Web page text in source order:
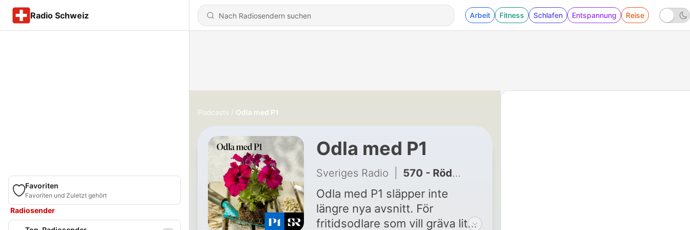
Radio Schweiz Arbeit Fitness Schlafen Entspannung Reise
Favoriten
Favoriten und Zuletzt gehört
Radiosender
Podcasts Odla med P1
Odla med P1
Sveriges Radio 570 - Röda misstag och odling av saffran i Skåne
Odla med P1 släpper inte
längre nya avsnitt. För
fritidsodlare som vill gräva lite